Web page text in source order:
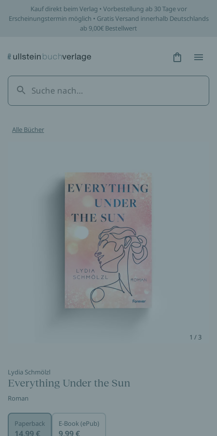
Kauf direkt beim Verlag • Vorbestellung ab 30 Tage vor
Erscheinungstermin möglich • Gratis Versand innerhalb Deutschlands
ab 9,00€ Bestellwert
Hidden
Alle Bücher
1 / 3
Lydia Schmölzl
Everything Under the Sun
Roman
Paperback
14,99 €
E-Book (ePub)
9,99 €